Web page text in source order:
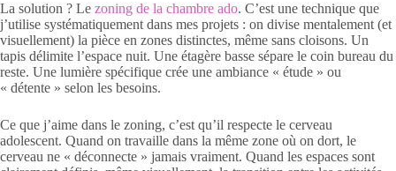
La solution ? Le zoning de la chambre ado. C’est une technique que
j’utilise systématiquement dans mes projets : on divise mentalement (et
visuellement) la pièce en zones distinctes, même sans cloisons. Un
tapis délimite l’espace nuit. Une étagère basse sépare le coin bureau du
reste. Une lumière spécifique crée une ambiance « étude » ou
« détente » selon les besoins.
Ce que j’aime dans le zoning, c’est qu’il respecte le cerveau
adolescent. Quand on travaille dans la même zone où on dort, le
cerveau ne « déconnecte » jamais vraiment. Quand les espaces sont